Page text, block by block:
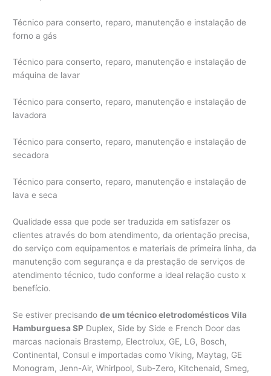
Técnico para conserto, reparo, manutenção e instalação de
forno a gás
Técnico para conserto, reparo, manutenção e instalação de
máquina de lavar
Técnico para conserto, reparo, manutenção e instalação de
lavadora
Técnico para conserto, reparo, manutenção e instalação de
secadora
Técnico para conserto, reparo, manutenção e instalação de
lava e seca
Qualidade essa que pode ser traduzida em satisfazer os
clientes através do bom atendimento, da orientação precisa,
do serviço com equipamentos e materiais de primeira linha, da
manutenção com segurança e da prestação de serviços de
atendimento técnico, tudo conforme a ideal relação custo x
benefício.
Se estiver precisandode um técnico eletrodomésticos Vila
Hamburguesa SP Duplex, Side by Side e French Door das
marcas nacionais Brastemp, Electrolux, GE, LG, Bosch,
Continental, Consul e importadas como Viking, Maytag, GE
Monogram, Jenn-Air, Whirlpool, Sub-Zero, Kitchenaid, Smeg,